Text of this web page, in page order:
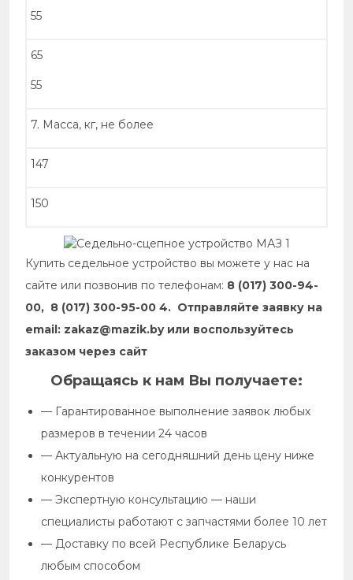
55
65
55
7. Масса, кг, не более
147
150
Купить седельное устройство вы можете у нас на
сайте или позвонив по телефонам: 8 (017) 300-94-
00, 8 (017) 300-95-00 4. Отправляйте заявку на
email: zakaz@mazik.by или воспользуйтесь
заказом через сайт
Обращаясь к нам Вы получаете:
— Гарантированное выполнение заявок любых
размеров в течении 24 часов
— Актуальную на сегодняшний день цену ниже
конкурентов
— Экспертную консультацию — наши
специалисты работают с запчастями более 10 лет
— Доставку по всей Республике Беларусь
любым способом